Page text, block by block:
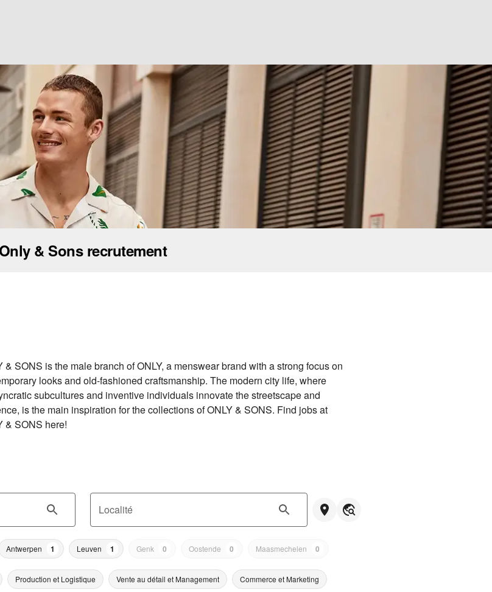
Only & Sons recrutement
& SONS is the male branch of ONLY, a menswear brand with a strong focus on
looks and old-fashioned craftsmanship. The modern city life, where
subcultures and inventive individuals innovate the streetscape and
is the main inspiration for the collections of ONLY & SONS. Find jobs at
& SONS here!
Localité
Antwerpen 1 Leuven 1 Genk 0 Oostende 0 Maasmechelen 0
Production et Logistique Vente au détail et Management Commerce et Marketing